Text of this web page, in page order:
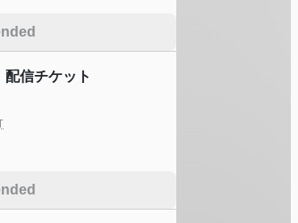
配信チケット